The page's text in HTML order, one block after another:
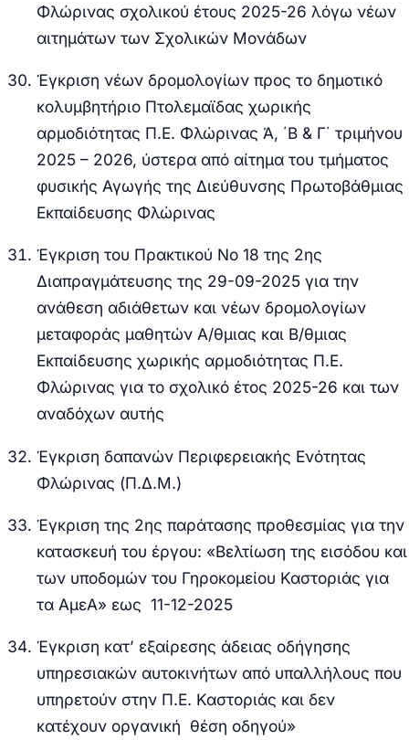
Φλώρινας σχολικού έτους 2025-26 λόγω νέων
αιτημάτων των Σχολικών Μονάδων
Έγκριση νέων δρομολογίων προς το δημοτικό
κολυμβητήριο Πτολεμαϊδας χωρικής
αρμοδιότητας Π.Ε. Φλώρινας Ά, ΄Β & Γ΄ τριμήνου
2025 – 2026, ύστερα από αίτημα του τμήματος
φυσικής Αγωγής της Διεύθυνσης Πρωτοβάθμιας
Εκπαίδευσης Φλώρινας
Έγκριση του Πρακτικού Νο 18 της 2ης
Διαπραγμάτευσης της 29-09-2025 για την
ανάθεση αδιάθετων και νέων δρομολογίων
μεταφοράς μαθητών Α/θμιας και Β/θμιας
Εκπαίδευσης χωρικής αρμοδιότητας Π.Ε.
Φλώρινας για το σχολικό έτος 2025-26 και των
αναδόχων αυτής
Έγκριση δαπανών Περιφερειακής Ενότητας
Φλώρινας (Π.Δ.Μ.)
Έγκριση της 2ης παράτασης προθεσμίας για την
κατασκευή του έργου: «Βελτίωση της εισόδου και
των υποδομών του Γηροκομείου Καστοριάς για
τα ΑμεΑ» εως 11-12-2025
Έγκριση κατ’ εξαίρεσης άδειας οδήγησης
υπηρεσιακών αυτοκινήτων από υπαλλήλους που
υπηρετούν στην Π.Ε. Καστοριάς και δεν
κατέχουν οργανική θέση οδηγού»